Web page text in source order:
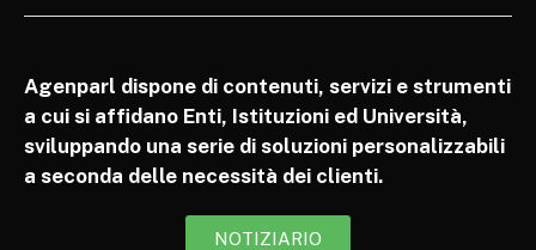
Agenparl dispone di contenuti, servizi e strumenti
a cui si affidano Enti, Istituzioni ed Università,
sviluppando una serie di soluzioni personalizzabili
a seconda delle necessità dei clienti.
NOTIZIARIO